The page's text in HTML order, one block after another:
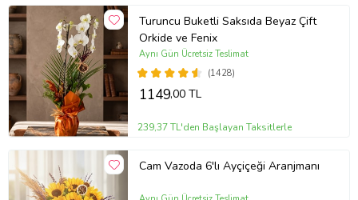
Turuncu Buketli Saksıda Beyaz Çift
Orkide ve Fenix
(1428)
Aynı Gün Ücretsiz Teslimat
1149,00 TL
239,37 TL'den Başlayan Taksitlerle
Cam Vazoda 6'lı Ayçiçeği Aranjmanı